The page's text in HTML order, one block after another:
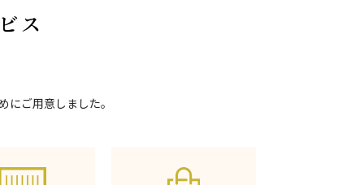
ス
ご用意しました。